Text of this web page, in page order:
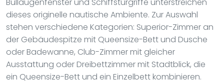
dieses originelle nautische Ambiente. Zur Auswahl
stehen verschiedene Kategorien: Superior-Zimmer an
der Gebäudespitze mit Queensize-Bett und Dusche
oder Badewanne, Club-Zimmer mit gleicher
Ausstattung oder Dreibettzimmer mit Stadtblick, die
ein Queensize-Bett und ein Einzelbett kombinieren.